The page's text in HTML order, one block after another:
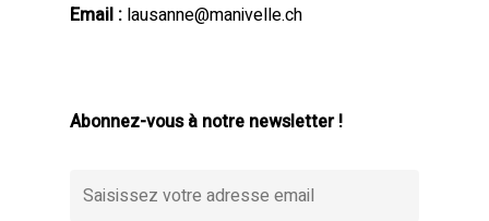
Email : lausanne@manivelle.ch
Abonnez-vous à notre newsletter !